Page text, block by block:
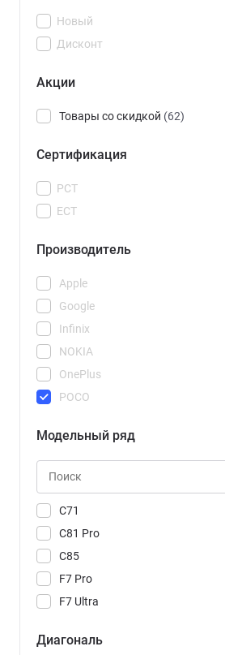
Новый
Дисконт
Акции
Товары со скидкой (62)
Сертификация
РСТ
ЕСТ
Производитель
Apple
Google
Infinix
NOKIA
OnePlus
POCO
Realme
Samsung
Vivo
Xiaomi
Модельный ряд
C71
C81 Pro
C85
F7 Pro
F7 Ultra
M8 Pro
Диагональ